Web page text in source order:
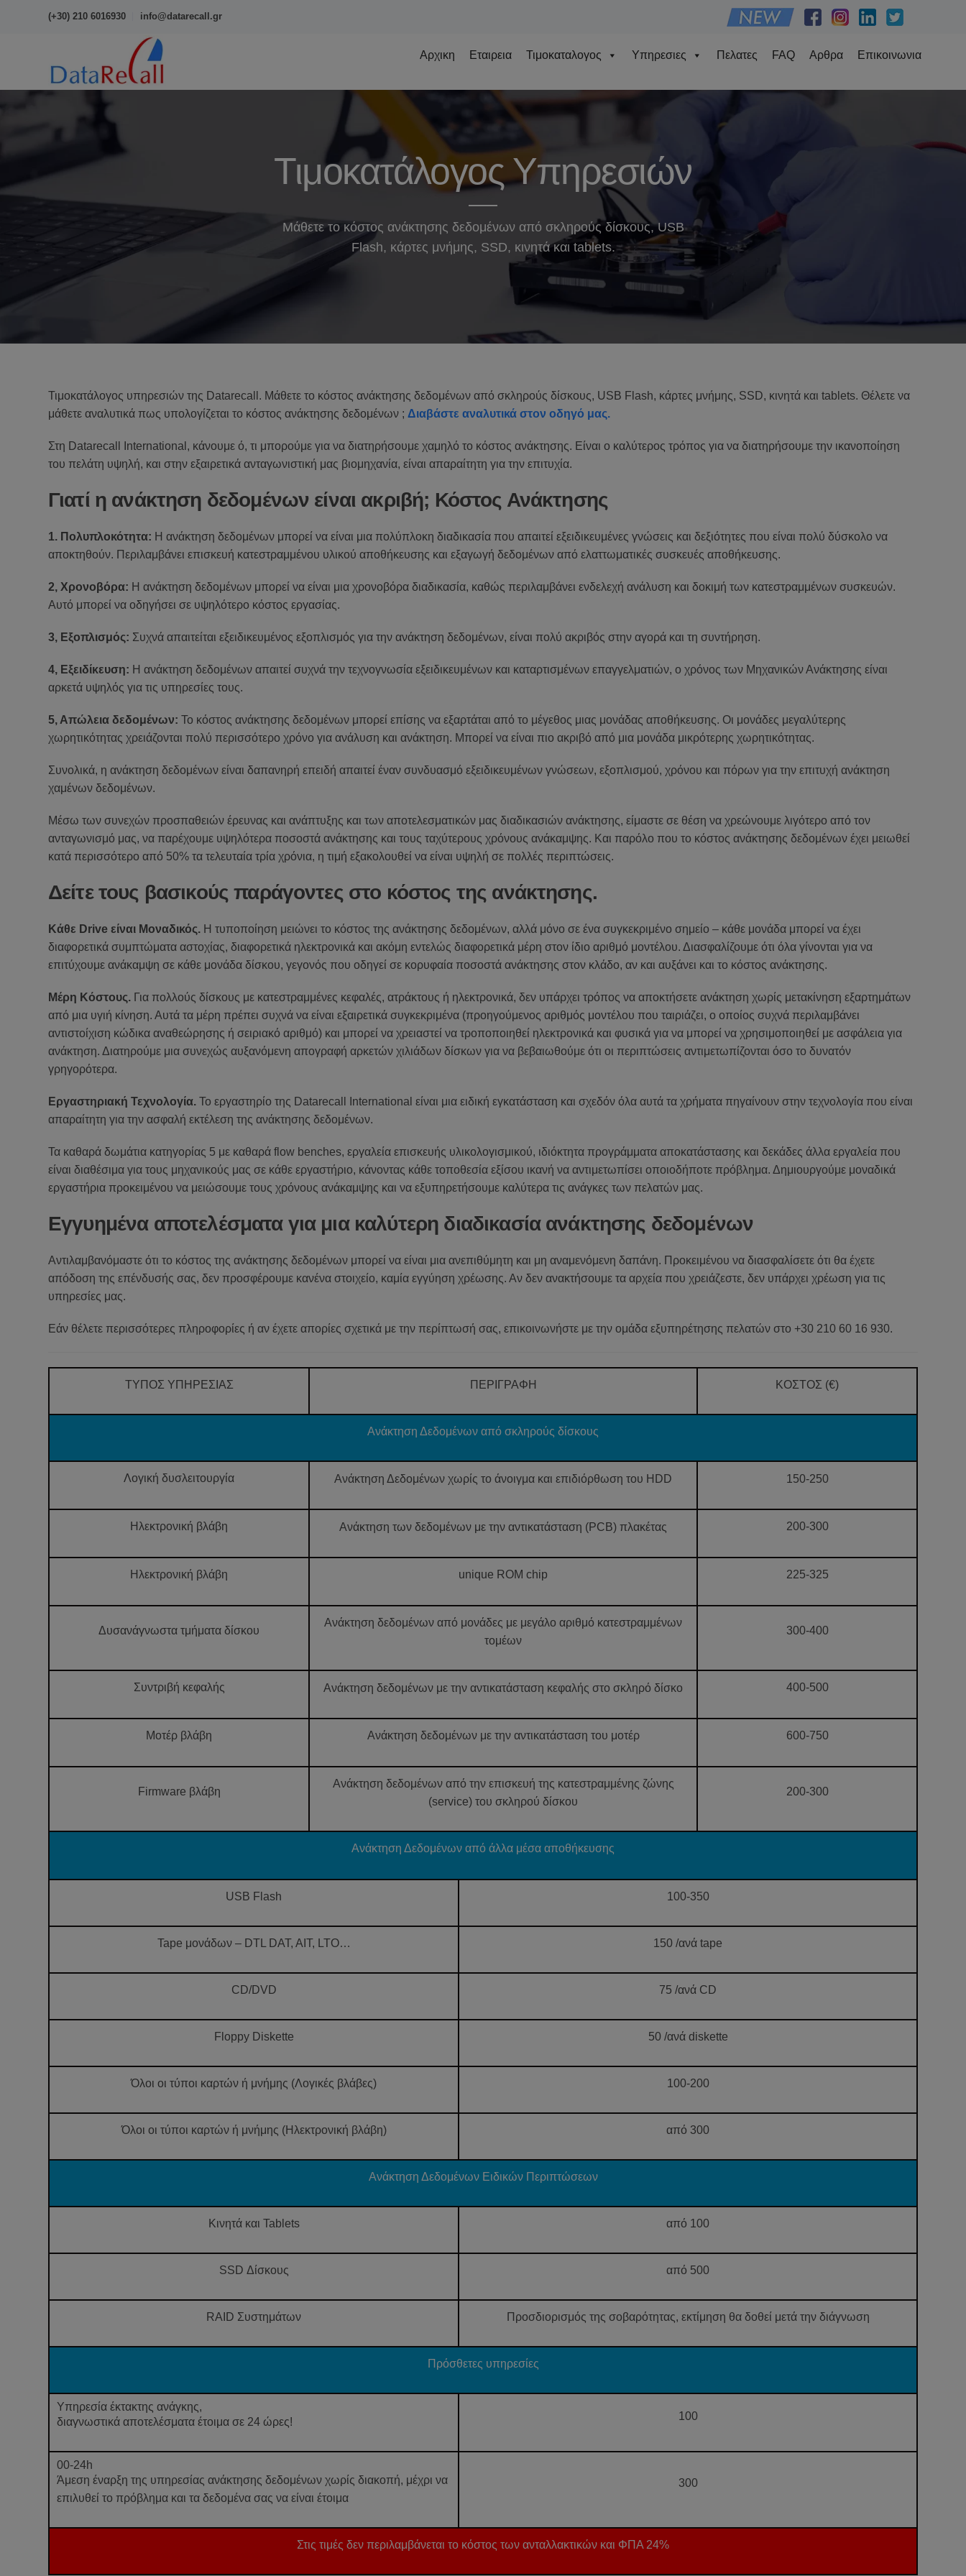
(+30) 210 6016930 info@datarecall.gr
Αρχικη Εταιρεια Τιμοκαταλογος Υπηρεσιες Πελατες FAQ Αρθρα Επικοινωνια
Τιμοκατάλογος Υπηρεσιών
Μάθετε το κόστος ανάκτησης δεδομένων από σκληρούς δίσκους, USB
Flash, κάρτες μνήμης, SSD, κινητά και tablets.
Τιμοκατάλογος υπηρεσιών της Datarecall. Μάθετε το κόστος ανάκτησης δεδομένων από σκληρούς δίσκους, USB Flash, κάρτες μνήμης, SSD, κινητά και tablets. Θέλετε να
μάθετε αναλυτικά πως υπολογίζεται το κόστος ανάκτησης δεδομένων ; Διαβάστε αναλυτικά στον οδηγό μας.
Στη Datarecall International, κάνουμε ό, τι μπορούμε για να διατηρήσουμε χαμηλό το κόστος ανάκτησης. Είναι ο καλύτερος τρόπος για να διατηρήσουμε την ικανοποίηση
του πελάτη υψηλή, και στην εξαιρετικά ανταγωνιστική μας βιομηχανία, είναι απαραίτητη για την επιτυχία.
Γιατί η ανάκτηση δεδομένων είναι ακριβή; Κόστος Ανάκτησης
1. Πολυπλοκότητα: Η ανάκτηση δεδομένων μπορεί να είναι μια πολύπλοκη διαδικασία που απαιτεί εξειδικευμένες γνώσεις και δεξιότητες που είναι πολύ δύσκολο να
αποκτηθούν. Περιλαμβάνει επισκευή κατεστραμμένου υλικού αποθήκευσης και εξαγωγή δεδομένων από ελαττωματικές συσκευές αποθήκευσης.
2, Χρονοβόρα: Η ανάκτηση δεδομένων μπορεί να είναι μια χρονοβόρα διαδικασία, καθώς περιλαμβάνει ενδελεχή ανάλυση και δοκιμή των κατεστραμμένων συσκευών.
Αυτό μπορεί να οδηγήσει σε υψηλότερο κόστος εργασίας.
3, Εξοπλισμός: Συχνά απαιτείται εξειδικευμένος εξοπλισμός για την ανάκτηση δεδομένων, είναι πολύ ακριβός στην αγορά και τη συντήρηση.
4, Εξειδίκευση: Η ανάκτηση δεδομένων απαιτεί συχνά την τεχνογνωσία εξειδικευμένων και καταρτισμένων επαγγελματιών, ο χρόνος των Μηχανικών Ανάκτησης είναι
αρκετά υψηλός για τις υπηρεσίες τους.
5, Απώλεια δεδομένων: Το κόστος ανάκτησης δεδομένων μπορεί επίσης να εξαρτάται από το μέγεθος μιας μονάδας αποθήκευσης. Οι μονάδες μεγαλύτερης
χωρητικότητας χρειάζονται πολύ περισσότερο χρόνο για ανάλυση και ανάκτηση. Μπορεί να είναι πιο ακριβό από μια μονάδα μικρότερης χωρητικότητας.
Συνολικά, η ανάκτηση δεδομένων είναι δαπανηρή επειδή απαιτεί έναν συνδυασμό εξειδικευμένων γνώσεων, εξοπλισμού, χρόνου και πόρων για την επιτυχή ανάκτηση
χαμένων δεδομένων.
Μέσω των συνεχών προσπαθειών έρευνας και ανάπτυξης και των αποτελεσματικών μας διαδικασιών ανάκτησης, είμαστε σε θέση να χρεώνουμε λιγότερο από τον
ανταγωνισμό μας, να παρέχουμε υψηλότερα ποσοστά ανάκτησης και τους ταχύτερους χρόνους ανάκαμψης. Και παρόλο που το κόστος ανάκτησης δεδομένων έχει μειωθεί
κατά περισσότερο από 50% τα τελευταία τρία χρόνια, η τιμή εξακολουθεί να είναι υψηλή σε πολλές περιπτώσεις.
Δείτε τους βασικούς παράγοντες στο κόστος της ανάκτησης.
Κάθε Drive είναι Μοναδικός. Η τυποποίηση μειώνει το κόστος της ανάκτησης δεδομένων, αλλά μόνο σε ένα συγκεκριμένο σημείο – κάθε μονάδα μπορεί να έχει
διαφορετικά συμπτώματα αστοχίας, διαφορετικά ηλεκτρονικά και ακόμη εντελώς διαφορετικά μέρη στον ίδιο αριθμό μοντέλου. Διασφαλίζουμε ότι όλα γίνονται για να
επιτύχουμε ανάκαμψη σε κάθε μονάδα δίσκου, γεγονός που οδηγεί σε κορυφαία ποσοστά ανάκτησης στον κλάδο, αν και αυξάνει και το κόστος ανάκτησης.
Μέρη Κόστους. Για πολλούς δίσκους με κατεστραμμένες κεφαλές, ατράκτους ή ηλεκτρονικά, δεν υπάρχει τρόπος να αποκτήσετε ανάκτηση χωρίς μετακίνηση εξαρτημάτων
από μια υγιή κίνηση. Αυτά τα μέρη πρέπει συχνά να είναι εξαιρετικά συγκεκριμένα (προηγούμενος αριθμός μοντέλου που ταιριάζει, ο οποίος συχνά περιλαμβάνει
αντιστοίχιση κώδικα αναθεώρησης ή σειριακό αριθμό) και μπορεί να χρειαστεί να τροποποιηθεί ηλεκτρονικά και φυσικά για να μπορεί να χρησιμοποιηθεί με ασφάλεια για
ανάκτηση. Διατηρούμε μια συνεχώς αυξανόμενη απογραφή αρκετών χιλιάδων δίσκων για να βεβαιωθούμε ότι οι περιπτώσεις αντιμετωπίζονται όσο το δυνατόν
γρηγορότερα.
Εργαστηριακή Τεχνολογία. Το εργαστηρίο της Datarecall International είναι μια ειδική εγκατάσταση και σχεδόν όλα αυτά τα χρήματα πηγαίνουν στην τεχνολογία που είναι
απαραίτητη για την ασφαλή εκτέλεση της ανάκτησης δεδομένων.
Τα καθαρά δωμάτια κατηγορίας 5 με καθαρά flow benches, εργαλεία επισκευής υλικολογισμικού, ιδιόκτητα προγράμματα αποκατάστασης και δεκάδες άλλα εργαλεία που
είναι διαθέσιμα για τους μηχανικούς μας σε κάθε εργαστήριο, κάνοντας κάθε τοποθεσία εξίσου ικανή να αντιμετωπίσει οποιοδήποτε πρόβλημα. Δημιουργούμε μοναδικά
εργαστήρια προκειμένου να μειώσουμε τους χρόνους ανάκαμψης και να εξυπηρετήσουμε καλύτερα τις ανάγκες των πελατών μας.
Εγγυημένα αποτελέσματα για μια καλύτερη διαδικασία ανάκτησης δεδομένων
Αντιλαμβανόμαστε ότι το κόστος της ανάκτησης δεδομένων μπορεί να είναι μια ανεπιθύμητη και μη αναμενόμενη δαπάνη. Προκειμένου να διασφαλίσετε ότι θα έχετε
απόδοση της επένδυσής σας, δεν προσφέρουμε κανένα στοιχείο, καμία εγγύηση χρέωσης. Αν δεν ανακτήσουμε τα αρχεία που χρειάζεστε, δεν υπάρχει χρέωση για τις
υπηρεσίες μας.
Εάν θέλετε περισσότερες πληροφορίες ή αν έχετε απορίες σχετικά με την περίπτωσή σας, επικοινωνήστε με την ομάδα εξυπηρέτησης πελατών στο +30 210 60 16 930.
ΤΥΠΟΣ ΥΠΗΡΕΣΙΑΣ ΠΕΡΙΓΡΑΦΗ ΚΟΣΤΟΣ (€)
Ανάκτηση Δεδομένων από σκληρούς δίσκους
Λογική δυσλειτουργία Ανάκτηση Δεδομένων χωρίς το άνοιγμα και επιδιόρθωση του HDD 150-250
Ηλεκτρονική βλάβη Ανάκτηση των δεδομένων με την αντικατάσταση (PCB) πλακέτας 200-300
Ηλεκτρονική βλάβη unique ROM chip 225-325
Δυσανάγνωστα τμήματα δίσκου
Ανάκτηση δεδομένων από μονάδες με μεγάλο αριθμό κατεστραμμένων
τομέων
300-400
Συντριβή κεφαλής Ανάκτηση δεδομένων με την αντικατάσταση κεφαλής στο σκληρό δίσκο 400-500
Μοτέρ βλάβη Ανάκτηση δεδομένων με την αντικατάσταση του μοτέρ 600-750
Firmware βλάβη
Ανάκτηση δεδομένων από την επισκευή της κατεστραμμένης ζώνης
(service) του σκληρού δίσκου
200-300
Ανάκτηση Δεδομένων από άλλα μέσα αποθήκευσης
USB Flash 100-350
Tape μονάδων – DTL DAT, AIT, LTO… 150 /ανά tape
CD/DVD 75 /ανά CD
Floppy Diskette 50 /ανά diskette
Όλοι οι τύποι καρτών ή μνήμης (Λογικές βλάβες) 100-200
Όλοι οι τύποι καρτών ή μνήμης (Ηλεκτρονική βλάβη) από 300
Ανάκτηση Δεδομένων Ειδικών Περιπτώσεων
Kινητά και Tablets από 100
SSD Δίσκους από 500
RAID Συστημάτων Προσδιορισμός της σοβαρότητας, εκτίμηση θα δοθεί μετά την διάγνωση
Πρόσθετες υπηρεσίες
Υπηρεσία έκτακτης ανάγκης,
διαγνωστικά αποτελέσματα έτοιμα σε 24 ώρες!
100
00-24h
Άμεση έναρξη της υπηρεσίας ανάκτησης δεδομένων χωρίς διακοπή, μέχρι να
επιλυθεί το πρόβλημα και τα δεδομένα σας να είναι έτοιμα
300
Στις τιμές δεν περιλαμβάνεται το κόστος των ανταλλακτικών και ΦΠΑ 24%